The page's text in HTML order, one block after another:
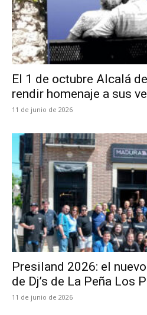
El 1 de octubre Alcalá
rendir homenaje a sus
11 de junio de 2026
Presiland 2026: el
de Dj’s de La Peña Los
11 de junio de 2026